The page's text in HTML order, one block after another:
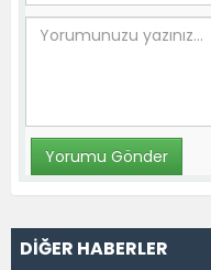
DİĞER HABERLER